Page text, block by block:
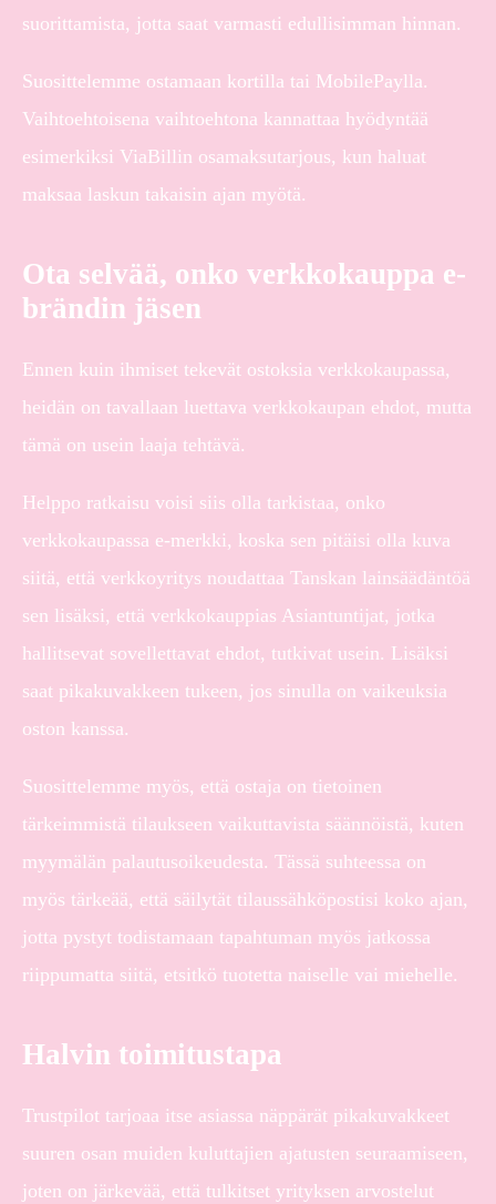
suorittamista, jotta saat varmasti edullisimman hinnan.
Suosittelemme ostamaan kortilla tai MobilePaylla.
Vaihtoehtoisena vaihtoehtona kannattaa hyödyntää
esimerkiksi ViaBillin osamaksutarjous, kun haluat
maksaa laskun takaisin ajan myötä.
Ota selvää, onko verkkokauppa e-
brändin jäsen
Ennen kuin ihmiset tekevät ostoksia verkkokaupassa,
heidän on tavallaan luettava verkkokaupan ehdot, mutta
tämä on usein laaja tehtävä.
Helppo ratkaisu voisi siis olla tarkistaa, onko
verkkokaupassa e-merkki, koska sen pitäisi olla kuva
siitä, että verkkoyritys noudattaa Tanskan lainsäädäntöä
sen lisäksi, että verkkokauppias Asiantuntijat, jotka
hallitsevat sovellettavat ehdot, tutkivat usein. Lisäksi
saat pikakuvakkeen tukeen, jos sinulla on vaikeuksia
oston kanssa.
Suosittelemme myös, että ostaja on tietoinen
tärkeimmistä tilaukseen vaikuttavista säännöistä, kuten
myymälän palautusoikeudesta. Tässä suhteessa on
myös tärkeää, että säilytät tilaussähköpostisi koko ajan,
jotta pystyt todistamaan tapahtuman myös jatkossa
riippumatta siitä, etsitkö tuotetta naiselle vai miehelle.
Halvin toimitustapa
Trustpilot tarjoaa itse asiassa näppärät pikakuvakkeet
suuren osan muiden kuluttajien ajatusten seuraamiseen,
joten on järkevää, että tulkitset yrityksen arvostelut